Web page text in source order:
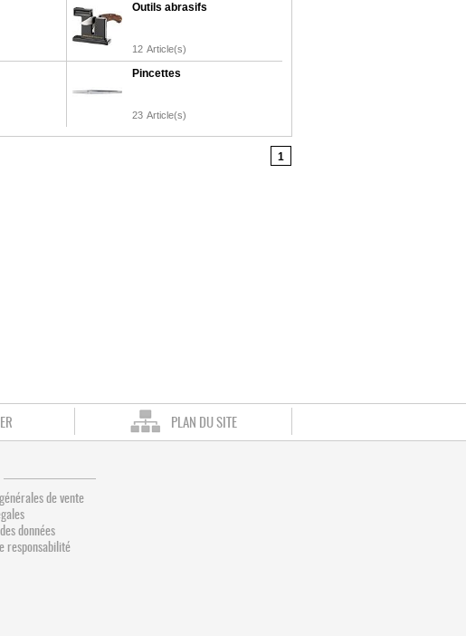
Outils abrasifs
12 Article(s)
Pincettes
23 Article(s)
1
PLAN DU SITE
de vente
données
responsabilité